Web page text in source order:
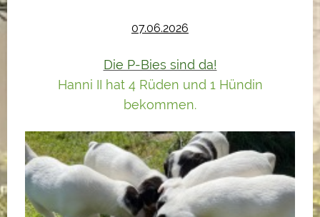
07.06.2026
Die P-Bies sind da!
Hanni II hat 4 Rüden und 1 Hündin
bekommen.